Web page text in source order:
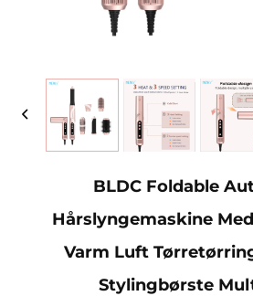
BLDC Foldable
Hårslyngemaskine
Varm Luft
Stylingbørste